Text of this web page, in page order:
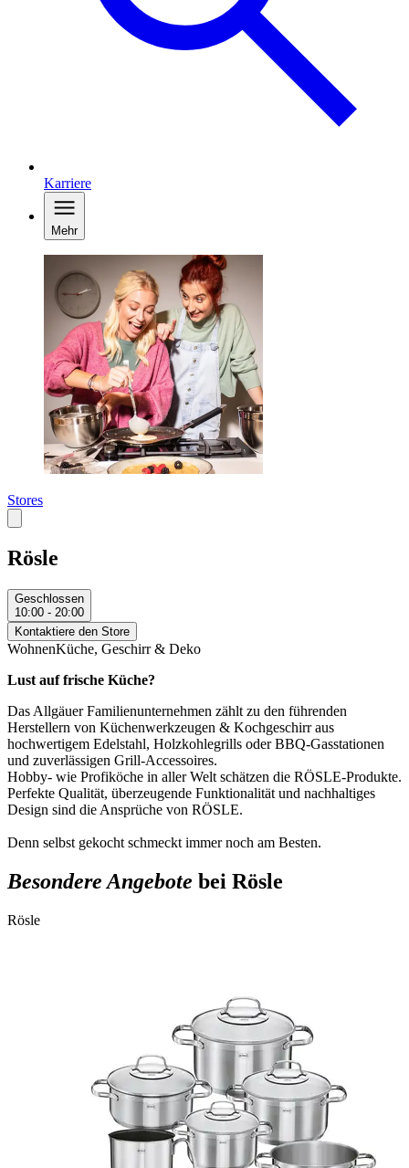
Karriere
Mehr
Stores
Rösle
Geschlossen
10:00 - 20:00
Kontaktiere den Store
WohnenKüche, Geschirr & Deko
Lust auf frische Küche?
Das Allgäuer Familienunternehmen zählt zu den führenden
Herstellern von Küchenwerkzeugen & Kochgeschirr aus
hochwertigem Edelstahl, Holzkohlegrills oder BBQ-Gasstationen
und zuverlässigen Grill-Accessoires.
Hobby- wie Profiköche in aller Welt schätzen die RÖSLE-Produkte.
Perfekte Qualität, überzeugende Funktionalität und nachhaltiges
Design sind die Ansprüche von RÖSLE.
Denn selbst gekocht schmeckt immer noch am Besten.
Besondere Angebote bei Rösle
Rösle